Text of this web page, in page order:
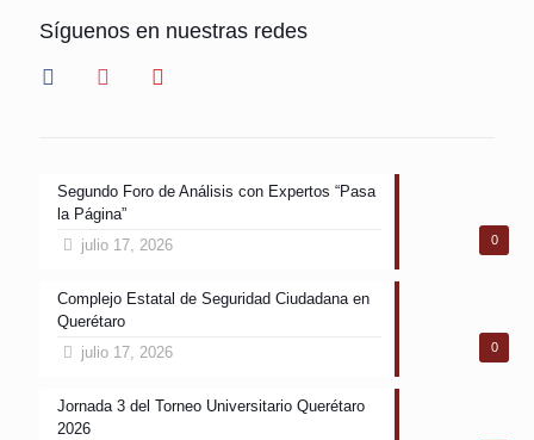
Síguenos en nuestras redes
facebook instagram youtube
0
Segundo Foro de Análisis con Expertos “Pasa
la Página”
julio 17, 2026
0
Complejo Estatal de Seguridad Ciudadana en
Querétaro
julio 17, 2026
Jornada 3 del Torneo Universitario Querétaro
2026